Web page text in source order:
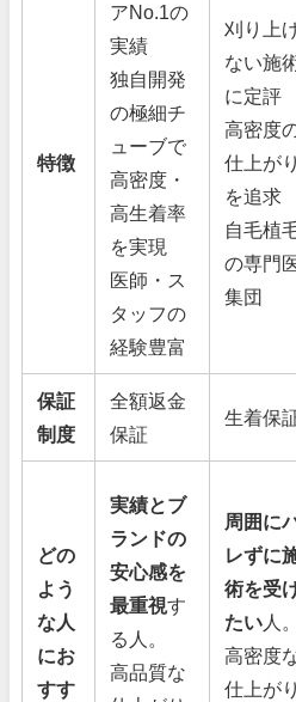
特徴
アNo.1の
実績
独自開発
の極細チ
ューブで
高密度・
高生着率
を実現
医師・ス
タッフの
経験豊富
刈り上
ない施
に定評
高密度
仕上がり
を追求
自毛植
の専門
集団
保証
制度
全額返金
保証
生着保
どの
よう
な人
にお
すす
実績とブ
ランドの
安心感を
最重視す
る人。
高品質な
周囲に
レずに
術を受
たい 人。
高密度
仕上がり